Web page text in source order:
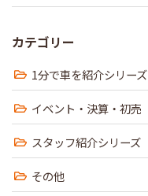
カテゴリー
1分で車を紹介シリーズ
イベント・決算・初売
スタッフ紹介シリーズ
その他